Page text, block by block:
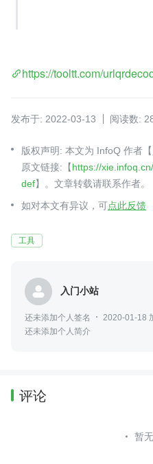
https://tooltt.com/
发布于: 2022-03-13 阅读数:
版权声明: 本文为 InfoQ 作者
原文链接:【https://
def】。文章转载请联系作者。
如对本文有异议，可点此反馈
工具
入门小站
还未添加个人签名
2020-01-18
还未添加个人简介
评论
暂